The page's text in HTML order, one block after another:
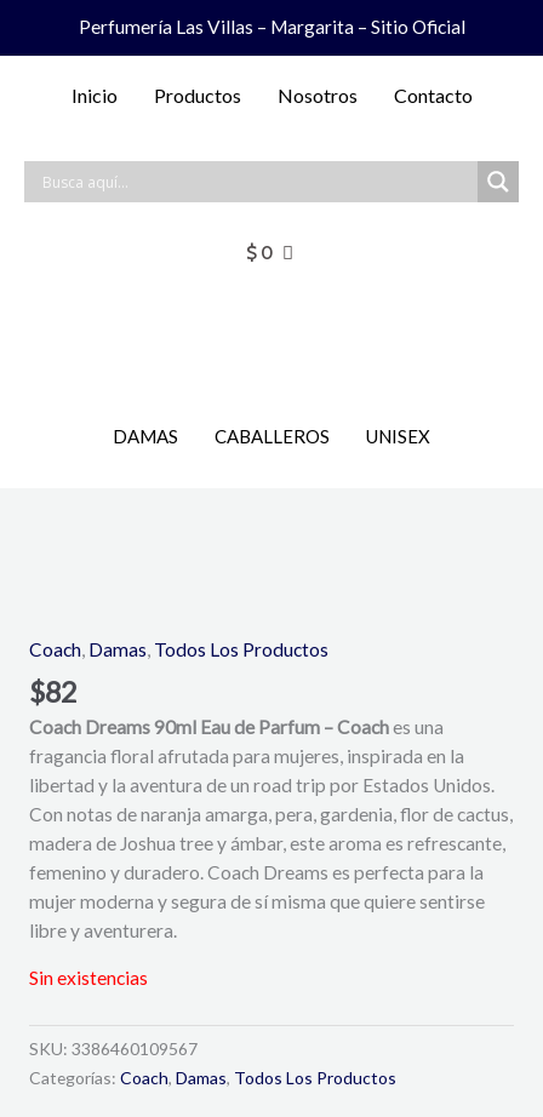
Perfumería Las Villas – Margarita – Sitio Oficial
Inicio Productos Nosotros Contacto
$ 0
DAMAS CABALLEROS UNISEX
Coach, Damas Todos Los Productos
$82
Coach Dreams 90ml Eau de Parfum – Coaches una
fragancia floral afrutada para mujeres, inspirada en la
libertad y la aventura de un road trip por Estados Unidos.
Con notas de naranja amarga, pera, gardenia, flor de cactus,
madera de Joshua tree y ámbar, este aroma es refrescante,
femenino y duradero. Coach Dreams es perfecta para la
mujer moderna y segura de sí misma que quiere sentirse
libre y aventurera.
Sin existencias
SKU: 3386460109567
Categorías: Coach, Damas, Todos Los Productos